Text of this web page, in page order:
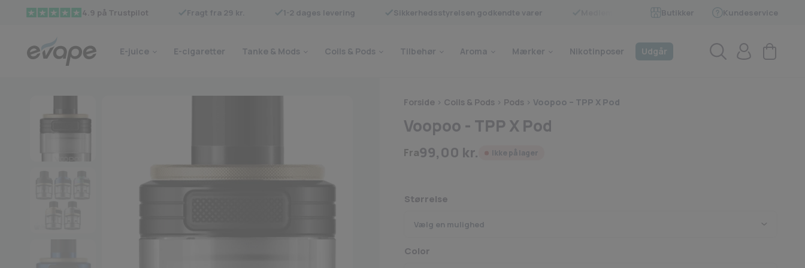
4.9 på Trustpilot Fragt fra 29 kr. 1-2 dages levering Sikkerhedsstyrelsen godkendte varer 4.9 på Trustpilot
Butikker Kundeservice
E-juice E-cigaretter Tanke & Mods Coils & Pods Tilbehør Aroma Mærker Nikotinposer Udgår
Forside > Coils & Pods > Pods > Voopoo – TPP X Pod
Voopoo - TPP X Pod
Fra99,00 kr. Ikke på lager
Størrelse
Color